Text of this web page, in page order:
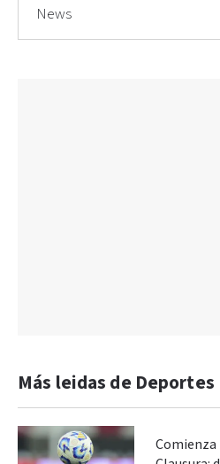
News
Más leidas de Deportes
Comienza